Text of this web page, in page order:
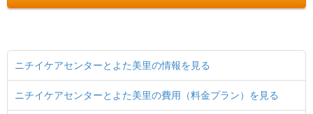
ニチイケアセンターとよた美里の情報を見る
ニチイケアセンターとよた美里の費用（料金プラン）を見る